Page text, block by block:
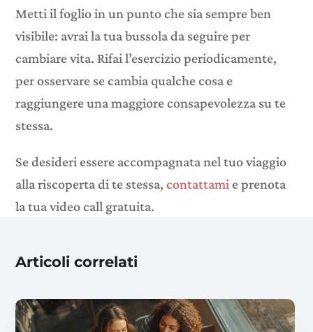
Metti il foglio in un punto che sia sempre ben
visibile: avrai la tua bussola da seguire per
cambiare vita. Rifai l’esercizio periodicamente,
per osservare se cambia qualche cosa e
raggiungere una maggiore consapevolezza su te
stessa.
Se desideri essere accompagnata nel tuo viaggio
alla riscoperta di te stessa,contattami e prenota
la tua video call gratuita.
Articoli correlati